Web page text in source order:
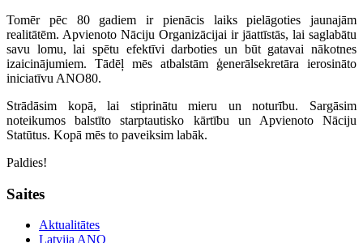
Tomēr pēc 80 gadiem ir pienācis laiks pielāgoties jaunajām
realitātēm. Apvienoto Nāciju Organizācijai ir jāattīstās, lai saglabātu
savu lomu, lai spētu efektīvi darboties un būt gatavai nākotnes
izaicinājumiem. Tādēļ mēs atbalstām ģenerālsekretāra ierosināto
iniciatīvu ANO80.
Strādāsim kopā, lai stiprinātu mieru un noturību. Sargāsim
noteikumos balstīto starptautisko kārtību un Apvienoto Nāciju
Statūtus. Kopā mēs to paveiksim labāk.
Paldies!
Saites
Aktualitātes
Latvija ANO